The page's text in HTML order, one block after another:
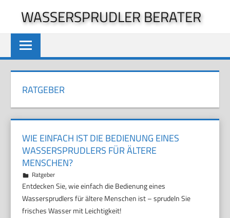
springen
WASSERSPRUDLER BERATER
RATGEBER
WIE EINFACH IST DIE BEDIENUNG EINES
WASSERSPRUDLERS FÜR ÄLTERE
MENSCHEN?
29. März 2025
Marco
Ratgeber
Entdecken Sie, wie einfach die Bedienung eines
Wassersprudlers für ältere Menschen ist – sprudeln Sie
frisches Wasser mit Leichtigkeit!